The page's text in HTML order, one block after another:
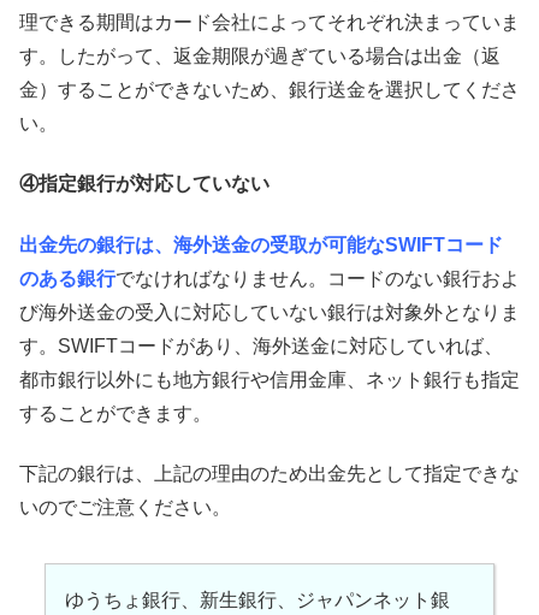
理できる期間はカード会社によってそれぞれ決まっていま
す。したがって、返金期限が過ぎている場合は出金（返
金）することができないため、銀行送金を選択してくださ
い。
④指定銀行が対応していない
出金先の銀行は、海外送金の受取が可能なSWIFTコード
のある銀行でなければなりません。コードのない銀行およ
び海外送金の受入に対応していない銀行は対象外となりま
す。SWIFTコードがあり、海外送金に対応していれば、
都市銀行以外にも地方銀行や信用金庫、ネット銀行も指定
することができます。
下記の銀行は、上記の理由のため出金先として指定できな
いのでご注意ください。
ゆうちょ銀行、新生銀行、ジャパンネット銀